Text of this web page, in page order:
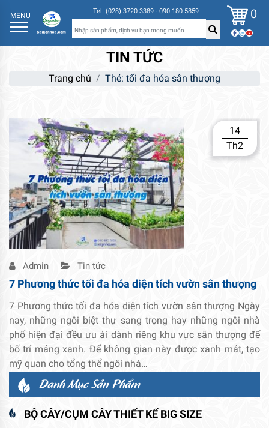
MENU Tel: (028) 3720 3389 - 090 180 5859 0
TIN TỨC
Trang chủ Thẻ: tối đa hóa sân thượng
14
Th2
Admin Tin tức
7 Phương thức tối đa hóa diện tích vườn sân thượng
7 Phương thức tối đa hóa diện tích vườn sân thượng Ngày
nay, những ngôi biệt thự sang trọng hay những ngôi nhà
phố hiện đại đều ưu ái dành riêng khu vực sân thượng để
bố trí mảng xanh. Để không gian này được xanh mát, tạo
mỹ quan cho tổng thể ngôi nhà…
Danh Mục Sản Phẩm
BỘ CÂY/CỤM CÂY THIẾT KẾ BIG SIZE